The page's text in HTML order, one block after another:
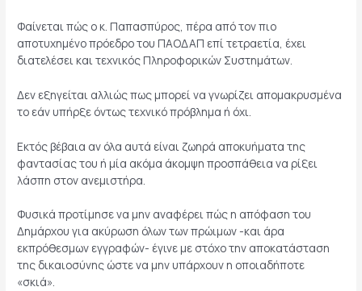
Φαίνεται πώς ο κ. Παπασπύρος, πέρα από τον πιο
αποτυχημένο πρόεδρο του ΠΑΟΔΑΠ επί τετραετία, έχει
διατελέσει και τεχνικός Πληροφορικών Συστημάτων.
Δεν εξηγείται αλλιώς πως μπορεί να γνωρίζει απομακρυσμένα
το εάν υπήρξε όντως τεχνικό πρόβλημα ή όχι.
Εκτός βέβαια αν όλα αυτά είναι ζωηρά αποκυήματα της
φαντασίας του ή μία ακόμα άκομψη προσπάθεια να ρίξει
λάσπη στον ανεμιστήρα.
Φυσικά προτίμησε να μην αναφέρει πώς η απόφαση του
Δημάρχου για ακύρωση όλων των πρώιμων -και άρα
εκπρόθεσμων εγγραφών- έγινε με στόχο την αποκατάσταση
της δικαιοσύνης ώστε να μην υπάρχουν η οποιαδήποτε
«σκιά».